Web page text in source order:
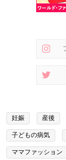
妊娠 産後
子どもの病気
ママファッション